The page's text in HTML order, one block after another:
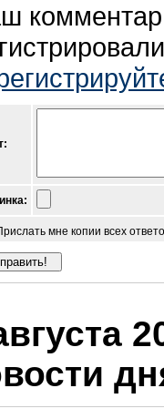
мне копии всех